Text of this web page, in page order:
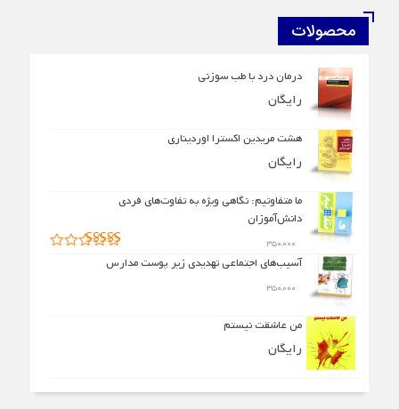
محصولات
درمان درد با طب سوزنی
رایگان
هشت مریدین اکسترا اوردیناری
رایگان
ما متفاوتیم: نگاهی ویژه به تفاوت‌های فردی
دانش‌آموزان
امتیاز
از ۵
آسیب‌های اجتماعی تهدیدی زیر پوست مدارس
من عاشقت نیستم
رایگان